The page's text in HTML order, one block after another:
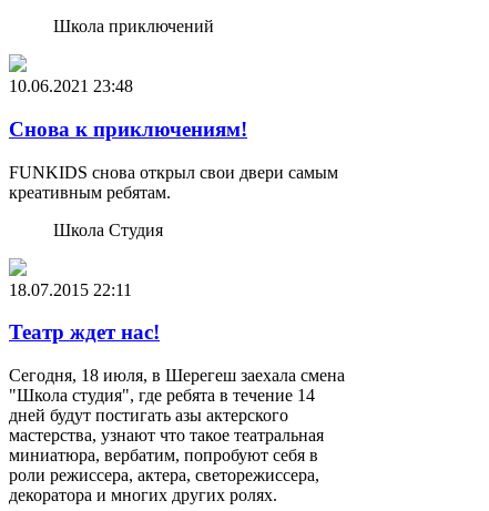
Школа приключений
10.06.2021 23:48
Снова к приключениям!
FUNKIDS снова открыл свои двери самым
креативным ребятам.
Школа Студия
18.07.2015 22:11
Театр ждет нас!
Сегодня, 18 июля, в Шерегеш заехала смена
"Школа студия", где ребята в течение 14
дней будут постигать азы актерского
мастерства, узнают что такое театральная
миниатюра, вербатим, попробуют себя в
роли режиссера, актера, светорежиссера,
декоратора и многих других ролях.